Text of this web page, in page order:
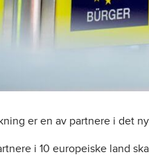
er en av partnere i det
i 10 europeiske land